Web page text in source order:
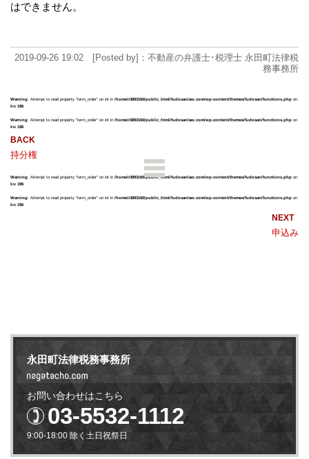
はできません。
2019-09-26 19:02 [Posted by]：不動産の弁護士･税理士 永田町法律税
務事務所
Warning: Attempt to read property "term_order" on int in /home/r3893160/public_html/fudosanlaw.com/wp-content/themes/fudosan/functions.php on
line 196
Warning: Attempt to read property "term_order" on int in /home/r3893160/public_html/fudosanlaw.com/wp-content/themes/fudosan/functions.php on
line 196
持分権
Warning: Attempt to read property "term_order" on int in /home/r3893160/public_html/fudosanlaw.com/wp-content/themes/fudosan/functions.php on
line 196
Warning: Attempt to read property "term_order" on int in /home/r3893160/public_html/fudosanlaw.com/wp-content/themes/fudosan/functions.php on
line 196
申込み
永田町法律税務事務所
お問い合わせはこちら
03-5532-1112
9:00-18:00 除く土日祝祭日